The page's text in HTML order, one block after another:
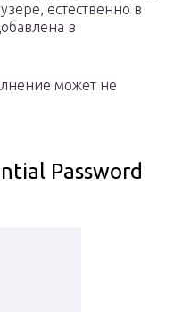
естественно в
в
может не
Password